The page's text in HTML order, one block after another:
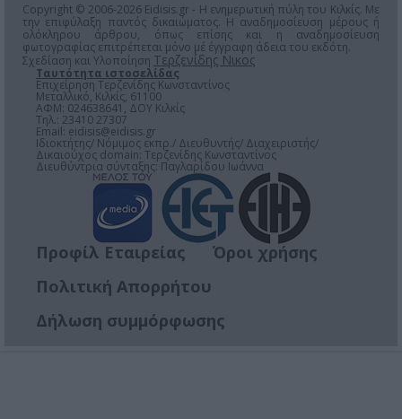
Copyright © 2006-2026 Eidisis.gr - Η ενημερωτική πύλη του Κιλκίς. Με
την επιφύλαξη παντός δικαιώματος. Η αναδημοσίευση μέρους ή
ολόκληρου άρθρου, όπως επίσης και η αναδημοσίευση
φωτογραφίας επιτρέπεται μόνο μέ έγγραφη άδεια του εκδότη.
Σχεδίαση και Υλοποίηση Τερζενίδης Νικος
Ταυτότητα ιστοσελίδας
Επιχείρηση Τερζενίδης Κωνσταντίνος
Μεταλλικό, Κιλκίς, 61100
ΑΦΜ: 024638641, ΔΟΥ Κιλκίς
Τηλ.: 23410 27307
Email: eidisis@eidisis.gr
Ιδιοκτήτης/ Νόμιμος εκπρ./ Διευθυντής/ Διαχειριστής/
Δικαιούχος domain: Τερζενίδης Κωνσταντίνος
Διευθύντρια σύνταξης: Παγλαρίδου Ιωάννα
Προφίλ Εταιρείας
Όροι χρήσης
Πολιτική Απορρήτου
Δήλωση συμμόρφωσης